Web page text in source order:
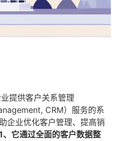
提供客户关系管理
CRM）服务的系
企业优化客户管理、提高销
、它通过全面的客户数据整